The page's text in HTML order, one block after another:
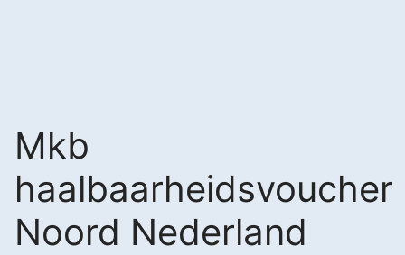
Mkb
haalbaarheidsvoucher
Noord Nederland